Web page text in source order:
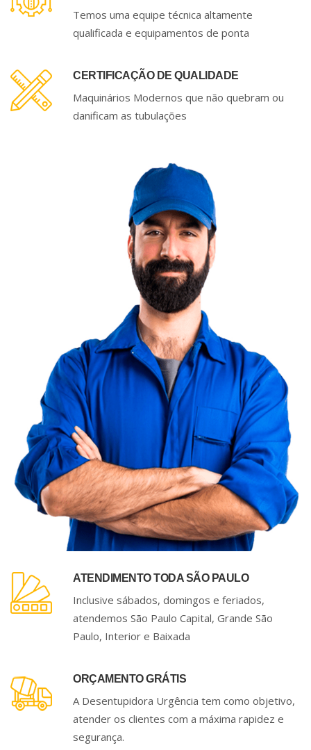
Temos uma equipe técnica altamente
qualificada e equipamentos de ponta
CERTIFICAÇÃO DE QUALIDADE
Maquinários Modernos que não quebram ou
danificam as tubulações
ATENDIMENTO TODA SÃO PAULO
Inclusive sábados, domingos e feriados,
atendemos São Paulo Capital, Grande São
Paulo, Interior e Baixada
ORÇAMENTO GRÁTIS
A Desentupidora Urgência tem como objetivo,
atender os clientes com a máxima rapidez e
segurança.